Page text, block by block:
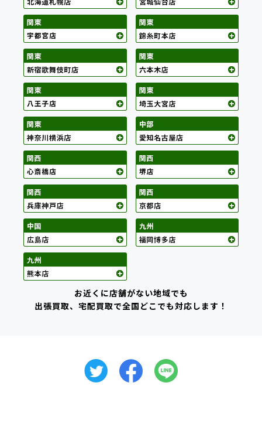
お近くに店舗がない地域でも
出張買取、宅配買取で全国どこでも対応します！